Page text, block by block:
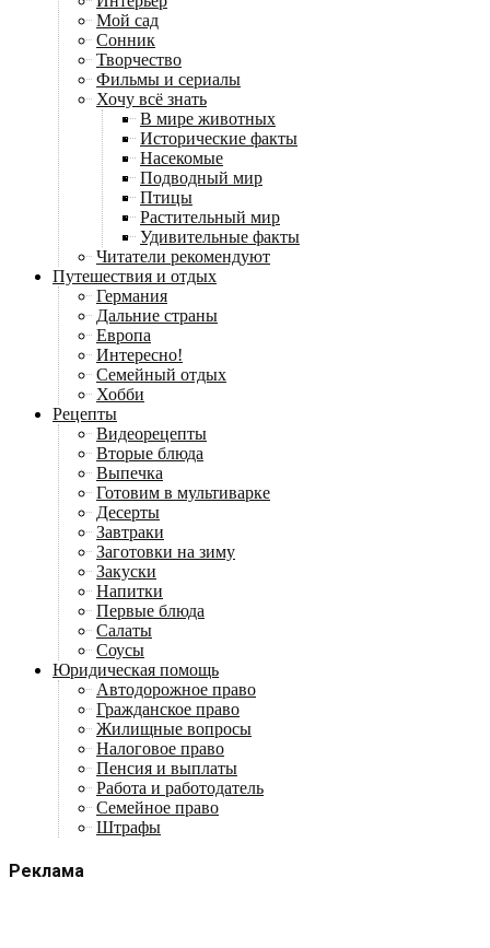
Мой сад
Сонник
Творчество
Фильмы и сериалы
Хочу всё знать
В мире животных
Исторические факты
Насекомые
Подводный мир
Птицы
Растительный мир
Удивительные факты
Читатели рекомендуют
Путешествия и отдых
Германия
Дальние страны
Европа
Интересно!
Семейный отдых
Хобби
Рецепты
Видеорецепты
Вторые блюда
Выпечка
Готовим в мультиварке
Десерты
Завтраки
Заготовки на зиму
Закуски
Напитки
Первые блюда
Салаты
Соусы
Юридическая помощь
Автодорожное право
Гражданское право
Жилищные вопросы
Налоговое право
Пенсия и выплаты
Работа и работодатель
Семейное право
Штрафы
Реклама